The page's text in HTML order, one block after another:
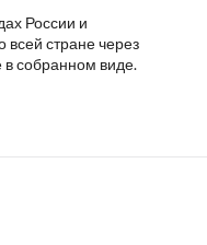
России и
всей стране через
собранном виде.